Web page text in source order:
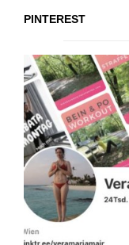
PINTEREST